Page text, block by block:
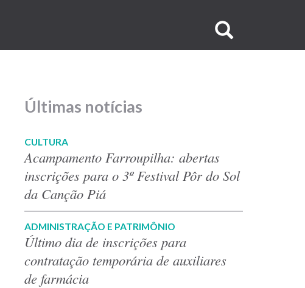
no
Últimas notícias
CULTURA
Acampamento Farroupilha: abertas
inscrições para o 3º Festival Pôr do Sol
da Canção Piá
ADMINISTRAÇÃO E PATRIMÔNIO
Último dia de inscrições para
contratação temporária de auxiliares
de farmácia